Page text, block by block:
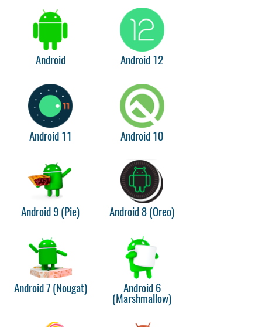
Android Android 12
Android 11 Android 10
Android 9 (Pie) Android 8 (Oreo)
Android 7 (Nougat)
Android 6
(Marshmallow)